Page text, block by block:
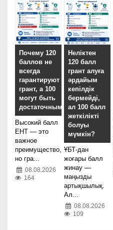
Почему 120
баллов не
всегда
гарантируют
грант, а 100
могут быть
достаточными?
Высокий балл
ЕНТ — это
важное
преимущество,
но гра...
08.08.2026
164
Неліктен
120 балл
грант алуға
әрдайым
кепілдік
бермейді,
ал 100 балл
жеткілікті
болуы
мүмкін?
ҰБТ-дан
жоғары балл
жинау —
маңызды
артықшылық.
Ал...
08.08.2026
109